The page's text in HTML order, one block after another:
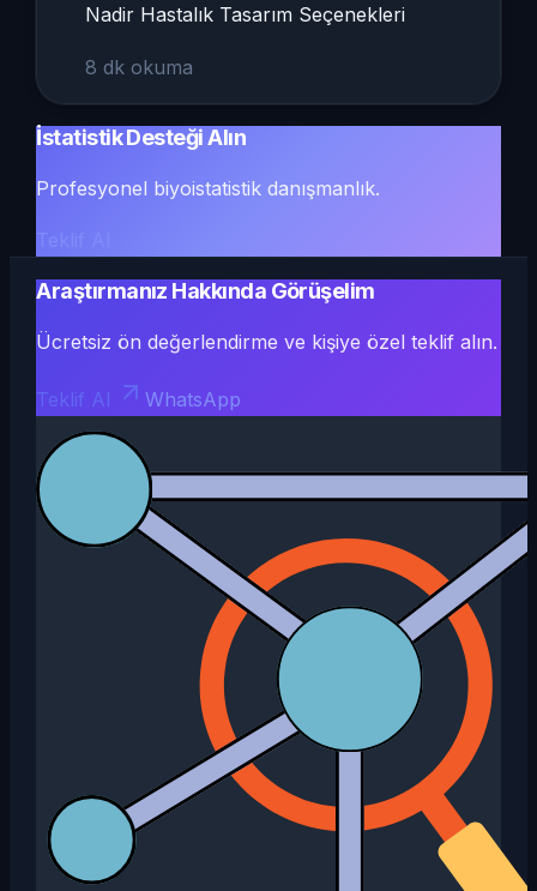
Nadir Hastalık Tasarım Seçenekleri
8 dk okuma
İstatistik Desteği Alın
Profesyonel biyoistatistik danışmanlık.
Teklif Al
Araştırmanız Hakkında Görüşelim
Ücretsiz ön değerlendirme ve kişiye özel teklif alın.
Teklif Al WhatsApp